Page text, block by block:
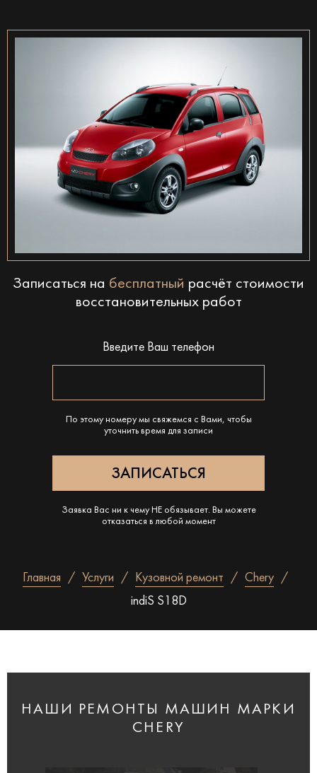
Записаться на бесплатный расчёт стоимости
восстановительных работ
Введите Ваш телефон
По этому номеру мы свяжемся с Вами, чтобы
уточнить время для записи
Заявка Вас ни к чему НЕ обязывает. Вы можете
отказаться в любой момент
Главная Услуги Кузовной ремонт
Chery
indiS S18D
НАШИ РЕМОНТЫ МАШИН МАРКИ
CHERY